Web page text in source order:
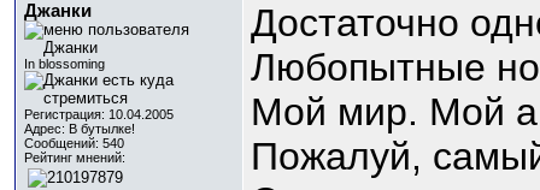
Джанки
In blossoming
Регистрация: 10.04.2005
Адрес: В бутылке!
Сообщений: 540
Рейтинг мнений:
Достаточно
Любопытные
Мой мир. Мой
Пожалуй,